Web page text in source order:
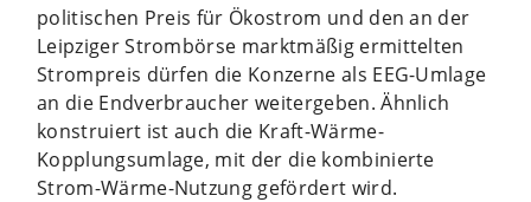
politischen Preis für Ökostrom und den an der
Leipziger Strombörse marktmäßig ermittelten
Strompreis dürfen die Konzerne als EEG-Umlage
an die Endverbraucher weitergeben. Ähnlich
konstruiert ist auch die Kraft-Wärme-
Kopplungsumlage, mit der die kombinierte
Strom-Wärme-Nutzung gefördert wird.